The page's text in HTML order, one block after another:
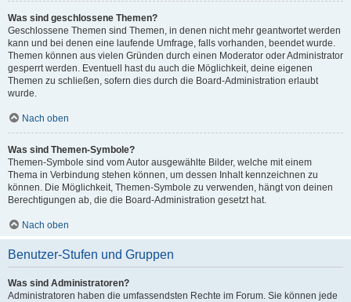
Was sind geschlossene Themen?
Geschlossene Themen sind Themen, in denen nicht mehr geantwortet werden
kann und bei denen eine laufende Umfrage, falls vorhanden, beendet wurde.
Themen können aus vielen Gründen durch einen Moderator oder Administrator
gesperrt werden. Eventuell hast du auch die Möglichkeit, deine eigenen
Themen zu schließen, sofern dies durch die Board-Administration erlaubt
wurde.
Nach oben
Was sind Themen-Symbole?
Themen-Symbole sind vom Autor ausgewählte Bilder, welche mit einem
Thema in Verbindung stehen können, um dessen Inhalt kennzeichnen zu
können. Die Möglichkeit, Themen-Symbole zu verwenden, hängt von deinen
Berechtigungen ab, die die Board-Administration gesetzt hat.
Nach oben
Benutzer-Stufen und Gruppen
Was sind Administratoren?
Administratoren haben die umfassendsten Rechte im Forum. Sie können jede